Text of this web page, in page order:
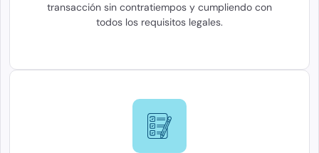
transacción sin contratiempos y cumpliendo con
todos los requisitos legales.